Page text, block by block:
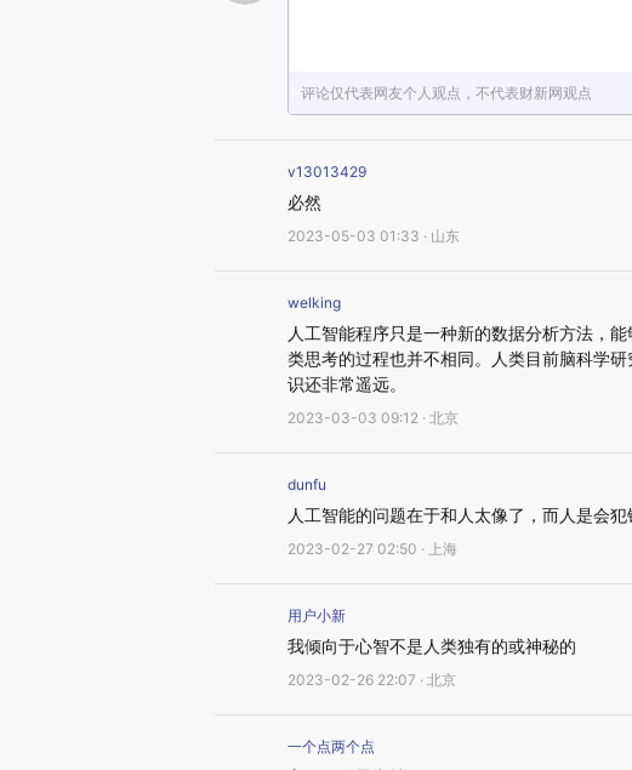
评论仅代表网友个人观点，不代表财新网观点
v13013429
必然
2023-05-03 01:33 · 山东
welking
人工智能程序只是一种新的数据分析方法，
类思考的过程也并不相同。人类目前脑科学
识还非常遥远。
2023-03-03 09:12 · 北京
dunfu
人工智能的问题在于和人太像了，而人是会
2023-02-27 02:50 · 上海
用户小新
我倾向于心智不是人类独有的或神秘的
2023-02-26 22:07 · 北京
一个点两个点